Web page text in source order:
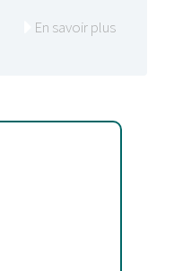
En savoir plus